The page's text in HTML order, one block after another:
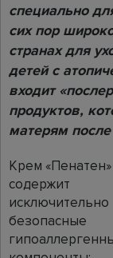
специально
сих пор
странах для
детей с
входит
продуктов,
матерям
Крем «Пенатен»
содержит
исключительно
безопасные